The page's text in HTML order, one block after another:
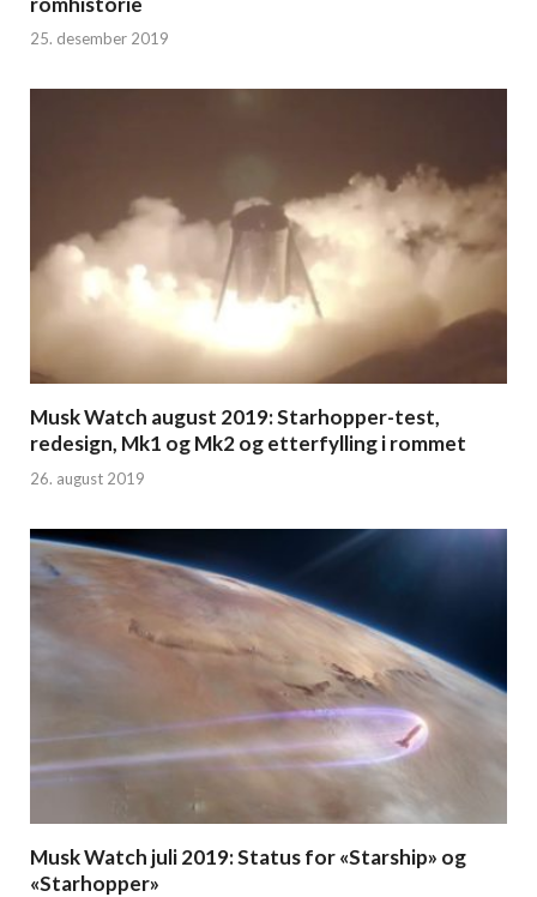
25. desember 2019
Musk Watch august 2019: Starhopper-test,
redesign, Mk1 og Mk2 og etterfylling i rommet
26. august 2019
Musk Watch juli 2019: Status for «Starship» og
«Starhopper»